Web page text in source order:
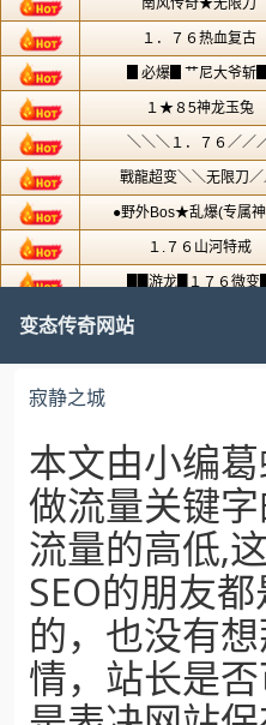
变态传奇网站
寂静之城
本文由小编
做流量关键
流量的高低,
SEO的朋友
的，也没有
情，站长是